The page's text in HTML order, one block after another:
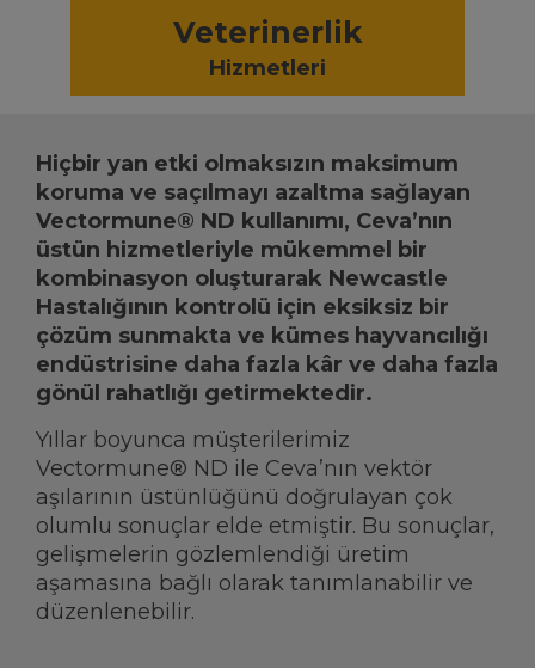
Veterinerlik
Hizmetleri
Hiçbir yan etki olmaksızın maksimum
koruma ve saçılmayı azaltma sağlayan
Vectormune® ND kullanımı, Ceva’nın
üstün hizmetleriyle mükemmel bir
kombinasyon oluşturarak Newcastle
Hastalığının kontrolü için eksiksiz bir
çözüm sunmakta ve kümes hayvancılığı
endüstrisine daha fazla kâr ve daha fazla
gönül rahatlığı getirmektedir.
Yıllar boyunca müşterilerimiz
Vectormune® ND ile Ceva’nın vektör
aşılarının üstünlüğünü doğrulayan çok
olumlu sonuçlar elde etmiştir. Bu sonuçlar,
gelişmelerin gözlemlendiği üretim
aşamasına bağlı olarak tanımlanabilir ve
düzenlenebilir.